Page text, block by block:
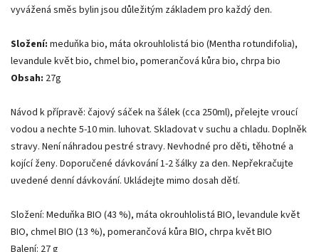
vyvážená směs bylin jsou důležitým základem pro každý den.
Složení: meduňka bio, máta okrouhlolistá bio (Mentha rotundifolia),
levandule květ bio, chmel bio, pomerančová kůra bio, chrpa bio
Obsah: 27g
Návod k přípravě: čajový sáček na šálek (cca 250ml), přelejte vroucí
vodou a nechte 5-10 min. luhovat. Skladovat v suchu a chladu. Doplněk
stravy. Není náhradou pestré stravy. Nevhodné pro děti, těhotné a
kojící ženy. Doporučené dávkování 1-2 šálky za den. Nepřekračujte
uvedené denní dávkování. Ukládejte mimo dosah dětí.
Složení: Meduňka BIO (43 %), máta okrouhlolistá BIO, levandule květ
BIO, chmel BIO (13 %), pomerančová kůra BIO, chrpa květ BIO
Balení: 27 g